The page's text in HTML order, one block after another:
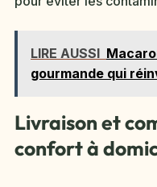
LIRE AUSSI
gourmande qui
Livraison et
confort à